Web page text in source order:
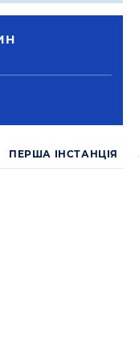
ПЕРША IНСТАНЦIЯ